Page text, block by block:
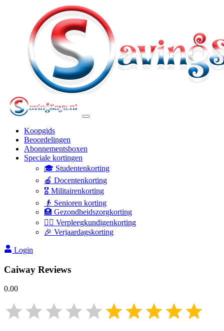
Koopgids
Beoordelingen
Abonnementsboxen
Speciale kortingen
🎓 Studentenkorting
🍎 Docentenkorting
🎖️ Militairenkorting
👴 Senioren korting
🏥 Gezondheidszorgkorting
👩‍⚕️ Verpleegkundigenkorting
🎉 Verjaardagskorting
Login
Caiway Reviews
0.00